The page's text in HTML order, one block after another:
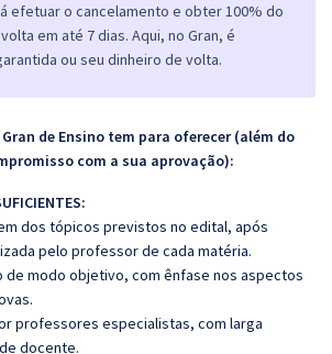
efetuar o cancelamento e obter 100% do
em até 7 dias. Aqui, no Gran, é
ou seu dinheiro de volta.
de Ensino tem para oferecer (além do
com a sua aprovação):
dos tópicos previstos no edital, após
pelo professor de cada matéria.
de modo objetivo, com ênfase nos aspectos
professores especialistas, com larga
docente.